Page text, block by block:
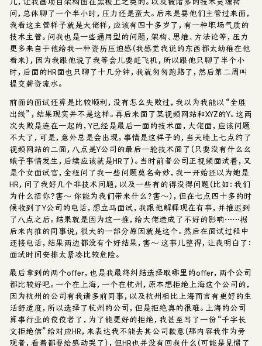
儿，让我画项目架构图在黑板上之类的。以及被诸多的技术灵魂拷
问，总体聊了一个半小时，压力还是蛮大。后来是要他们主管过来面，
我看这主管样子就是大佬样，应该有四十多岁了，有一种职场气质的
技术主管。问我也是一些通用型的问题，架构、思维、方法论等，压力
更多来自于他给我一种资历压迫感（我感觉我说的东西都太幼稚在他
看来），因为我跟他说了我等会儿要赶飞机，所以跟他只聊了半个小
时，后面的HR面也只聊了十几分钟，我就匆匆跑路了，然后第二周叫
提交薪资流水。
前面的面试还算是比较顺利，没有怎么失败过，我以为我能以“全胜
出线”，结果现实并不是这样。再后来面了某视频网站和XYZ的Y。这两
次失败是连在一起的，Y已经是最后一面的技术面，大佬面，应该问题
不大了，可是，意外总是会出现。事情是这样子的，当天晚上七点约了
视频网站的二面，八点是Y公司的最后一轮技术面了（只要没有什么幺
蛾子事情发生，后续应该就是HR了）。当时前者公司正视频面试着，又
是个女面试官，全程问了我一些问题莫名奇妙，我一开始还以为她是
HR，问了我好几个非技术问题，以及一些有的得没得问题（比如：我们
为什么招你？害～ 你能为我们带来什么？害～），但在七点四十多的时
候收到了Y公司的电话，想立马面试，我跟他解释现在有事，并推迟到
了八点之后。结果就是因为这一推，给大佬造成了不好的影响……据
后来内推的同事说，很大的一部分原因就是这个。然后在面试过程中
还接电话，结果两边都没有个好结果，害～ 这事儿整得，让我明白了：
面试时间安排太紧凑比较危险。
最后拿到的两个offer，也是我最终纠结选择取哪里的offer，两个公司
都比较好吧。一个在上海，一个在杭州，原本想拒绝上海这个公司的，
因为杭州的公司有我诸多前同事，以及杭州相比上海而言有更好的生
活舒适度，所以选择了杭州的公司，但是拒绝真的很难。上海的公司
算事行业的佼佼者了，为了能更好的拒绝，我甚至写了一份“千字长
文拒绝信”给对应HR，来表达我不能去其公司歉意（那内容我作为旁
观者，看着都要给感动哭了），但HR也并没有回我什么（可能是见惯了